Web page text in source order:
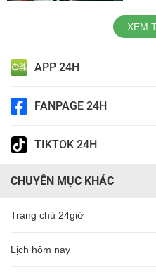
XEM
APP 24H
FANPAGE 24H
TIKTOK 24H
CHUYÊN MỤC KHÁC
Trang chủ 24giờ
Lịch hôm nay